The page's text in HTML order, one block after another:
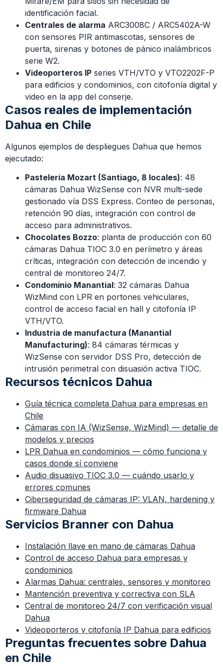
identificación facial.
Centrales de alarma ARC3008C / ARC5402A-W
con sensores PIR antimascotas, sensores de
puerta, sirenas y botones de pánico inalámbricos
serie W2.
Videoporteros IP series VTH/VTO y VTO2202F-P
para edificios y condominios, con citofonía digital y
video en la app del conserje.
Casos reales de implementación
Dahua en Chile
Algunos ejemplos de despliegues Dahua que hemos
ejecutado:
Pastelería Mozart (Santiago, 8 locales): 48
cámaras Dahua WizSense con NVR multi-sede
gestionado vía DSS Express. Conteo de personas,
retención 90 días, integración con control de
acceso para administrativos.
Chocolates Bozzo: planta de producción con 60
cámaras Dahua TIOC 3.0 en perímetro y áreas
críticas, integración con detección de incendio y
central de monitoreo 24/7.
Condominio Manantial: 32 cámaras Dahua
WizMind con LPR en portones vehiculares,
control de acceso facial en hall y citofonía IP
VTH/VTO.
Industria de manufactura (Manantial
Manufacturing): 84 cámaras térmicas y
WizSense con servidor DSS Pro, detección de
intrusión perimetral con disuasión activa TIOC.
Recursos técnicos Dahua
Guía técnica completa Dahua para empresas en
Chile
Cámaras con IA (WizSense, WizMind) — detalle de
modelos y precios
LPR Dahua en condominios — cómo funciona y
casos donde sí conviene
Audio disuasivo TIOC 3.0 — cuándo usarlo y
errores comunes
Ciberseguridad de cámaras IP: VLAN, hardening y
firmware Dahua
Servicios Branner con Dahua
Instalación llave en mano de cámaras Dahua
Control de acceso Dahua para empresas y
condominios
Alarmas Dahua: centrales, sensores y monitoreo
Mantención preventiva y correctiva con SLA
Central de monitoreo 24/7 con verificación visual
Dahua
Videoporteros y citofonía IP Dahua para edificios
Preguntas frecuentes sobre Dahua
en Chile